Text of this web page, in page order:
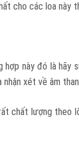
cho các loa này
này đó là hãy
xét về âm
chất lượng theo